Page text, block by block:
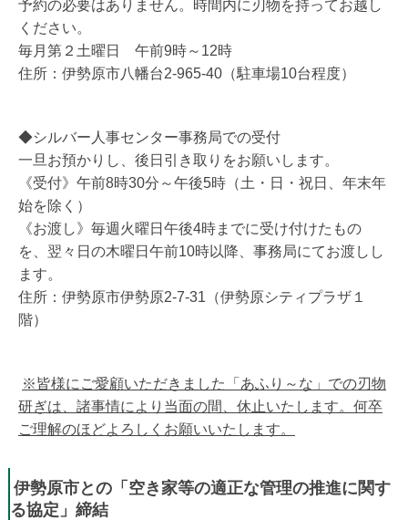
予約の必要はありません。時間内に刃物を持ってお越し
ください。
毎月第２土曜日 午前9時～12時
住所：伊勢原市八幡台2-965-40 （駐車場10台程度）
◆シルバー人事センター事務局での受付
一旦お預かりし、後日引き取りをお願いします。
《受付》午前8時30分～午後5時（土・日・祝日、年末年
始を除く）
《お渡し》毎週火曜日午後4時までに受け付けたもの
を、翌々日の木曜日午前10時以降、事務局にてお渡しし
ます。
住所：伊勢原市伊勢原2-7-31 （伊勢原シティプラザ１
階）
※皆様にご愛顧いただきました「あふり～な」での刃物
研ぎは、諸事情により当面の間、休止いたします。何卒
ご理解のほどよろしくお願いいたします。
伊勢原市との「空き家等の適正な管理の推進に関す
る協定」締結